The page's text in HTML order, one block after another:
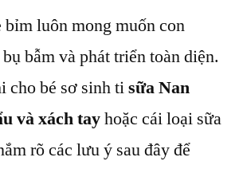
luôn mong muốn con
bẫm và phát triển toàn diện.
cho bé sơ sinh tisữa Nan
và xách tayhoặc cái loại sữa
rõ các lưu ý sau đây để